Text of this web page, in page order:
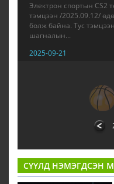
Электрон спортын CS2
тэмцээн /2025.09.12/
болж байна. Тус
шагналын...
2025-09-21
СҮҮЛД НЭМЭГДСЭН